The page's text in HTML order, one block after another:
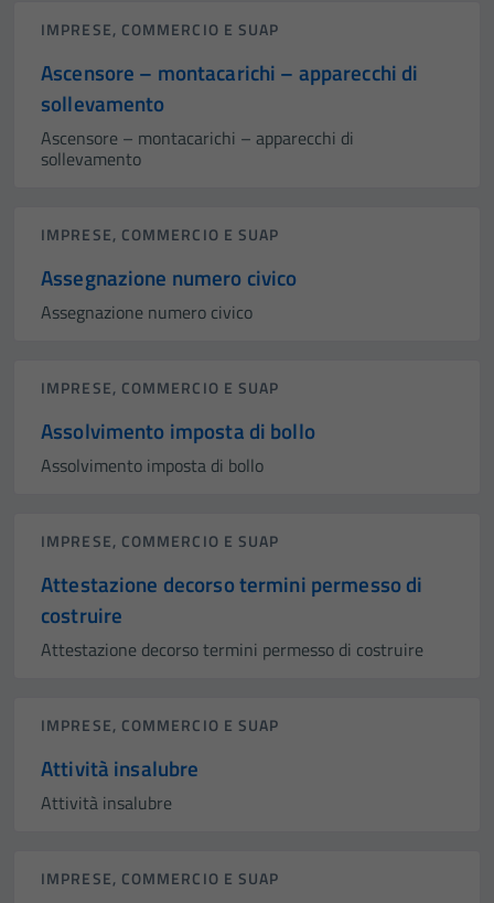
IMPRESE, COMMERCIO E SUAP
Ascensore – montacarichi – apparecchi di
sollevamento
Ascensore – montacarichi – apparecchi di
sollevamento
IMPRESE, COMMERCIO E SUAP
Assegnazione numero civico
Assegnazione numero civico
IMPRESE, COMMERCIO E SUAP
Assolvimento imposta di bollo
Assolvimento imposta di bollo
IMPRESE, COMMERCIO E SUAP
Attestazione decorso termini permesso di
costruire
Attestazione decorso termini permesso di costruire
IMPRESE, COMMERCIO E SUAP
Attività insalubre
Attività insalubre
IMPRESE, COMMERCIO E SUAP